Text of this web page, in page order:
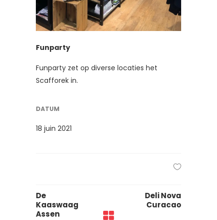
Funparty
Funparty zet op diverse locaties het
Scafforek in.
DATUM
18 juin 2021
De
Kaaswaag
Assen
Deli Nova
Curacao